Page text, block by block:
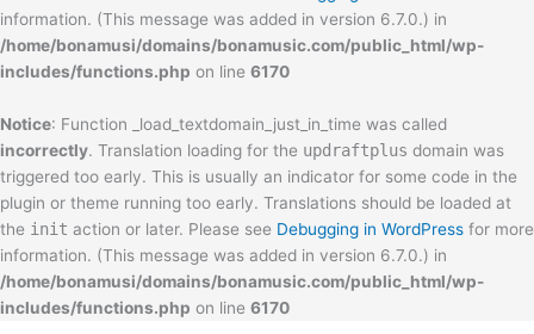
information. (This message was added in version 6.7.0.) in
/home/bonamusi/domains/bonamusic.com/public_html/wp-
includes/functions.php on line 6170
Notice: Function _load_textdomain_just_in_time was called
incorrectly. Translation loading for the updraftplus domain was
triggered too early. This is usually an indicator for some code in the
plugin or theme running too early. Translations should be loaded at
the init action or later. Please see Debugging in WordPress for more
information. (This message was added in version 6.7.0.) in
/home/bonamusi/domains/bonamusic.com/public_html/wp-
includes/functions.php on line 6170